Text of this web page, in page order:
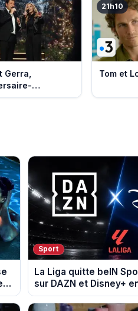
Gerra,
21h10
Tom et
Sport
La Liga quitte beIN
sur DAZN et Disney+